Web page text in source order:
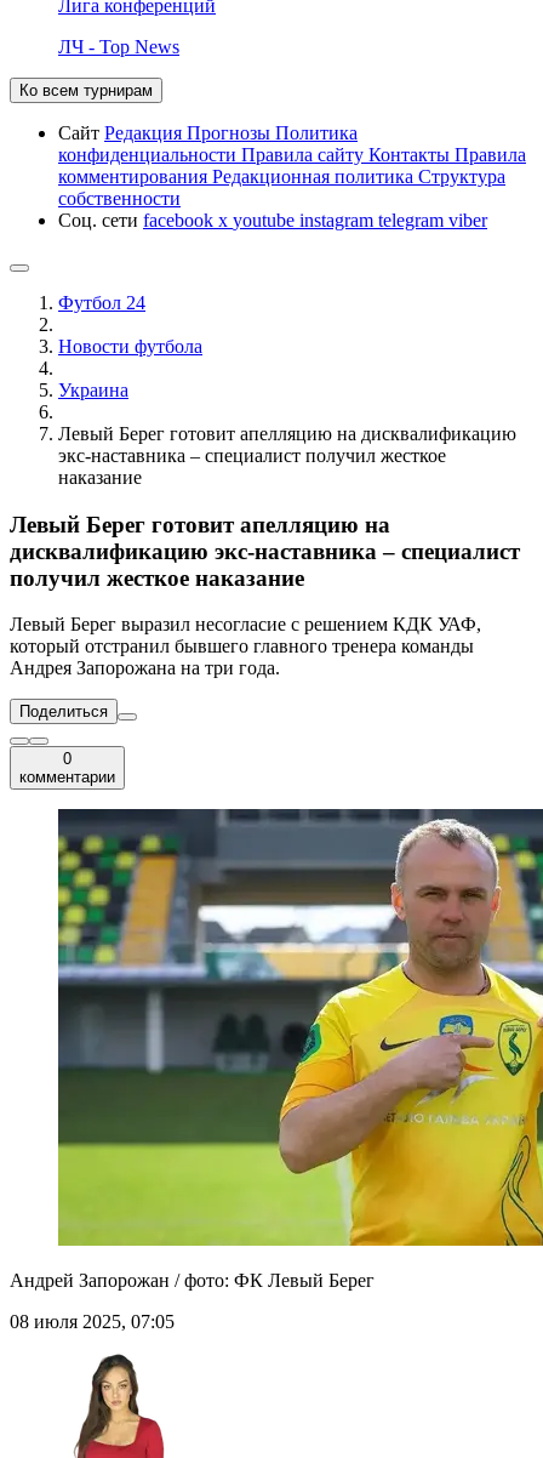
Лига конференций
ЛЧ - Top News
Ко всем турнирам
Сайт Редакция Прогнозы Политика
конфиденциальности Правила сайту Контакты Правила
комментирования Редакционная политика Структура
собственности
Соц. сети facebook x youtube instagram telegram viber
Футбол 24
Новости футбола
Украина
Левый Берег готовит апелляцию на дисквалификацию
экс-наставника – специалист получил жесткое
наказание
Левый Берег готовит апелляцию на
дисквалификацию экс-наставника – специалист
получил жесткое наказание
Левый Берег выразил несогласие с решением КДК УАФ,
который отстранил бывшего главного тренера команды
Андрея Запорожана на три года.
Поделиться
0
комментарии
Андрей Запорожан / фото: ФК Левый Берег
08 июля 2025, 07:05